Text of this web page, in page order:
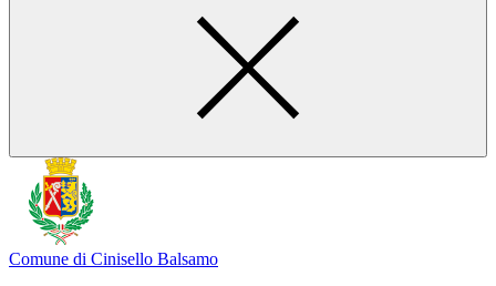
Comune di Cinisello Balsamo